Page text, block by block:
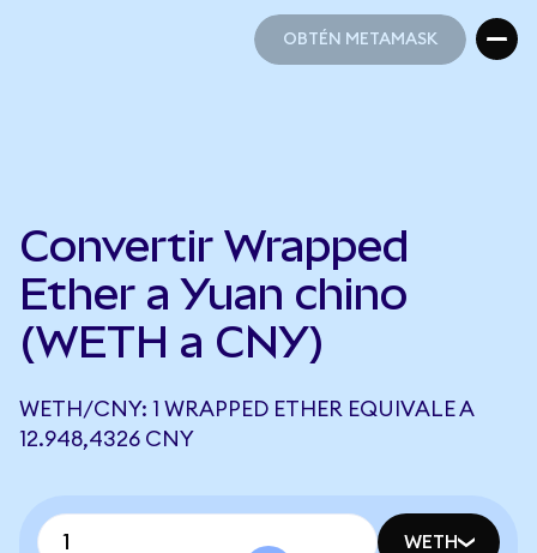
OBTÉN METAMASK
Convertir Wrapped
Ether a Yuan chino
(WETH a CNY)
WETH/CNY: 1 WRAPPED ETHER EQUIVALE A
12.948,4326 CNY
WETH